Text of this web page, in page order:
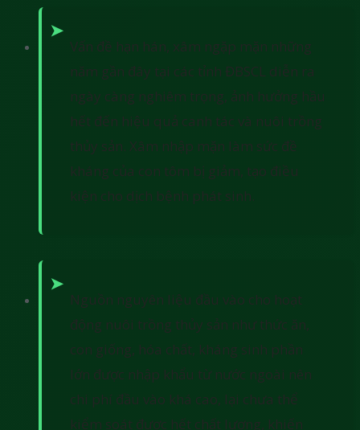
Vấn đề hạn hán, xâm ngặp mặn những
năm gần đây tại các tỉnh ĐBSCL diễn ra
ngày càng nghiêm trọng, ảnh hưởng hầu
hết đến hiệu quả canh tác và nuôi trồng
thủy sản. Xâm nhập mặn làm sức đề
kháng của con tôm bị giảm, tạo điều
kiện cho dịch bệnh phát sinh.
Nguồn nguyên liệu đầu vào cho hoạt
động nuôi trồng thủy sản như thức ăn,
con giống, hóa chất, kháng sinh phần
lớn được nhập khẩu từ nước ngoài nên
chi phí đầu vào khá cao, lại chưa thể
kiểm soát được hết chất lượng, khiến